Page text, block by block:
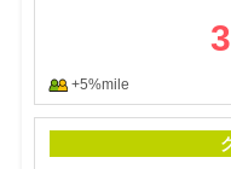
+5%mile